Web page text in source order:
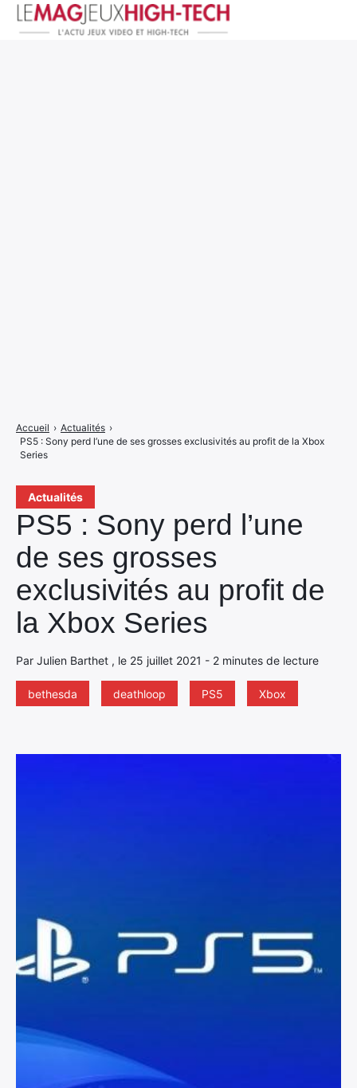
Actualités
PS5 : Sony perd l’une
de ses grosses
exclusivités au profit de
la Xbox Series
Par Julien Barthet , le 25 juillet 2021 - 2 minutes de lecture
bethesda deathloop PS5 Xbox
Accueil › Actualités ›
PS5 : Sony perd l’une de ses grosses exclusivités au profit de la Xbox
Series